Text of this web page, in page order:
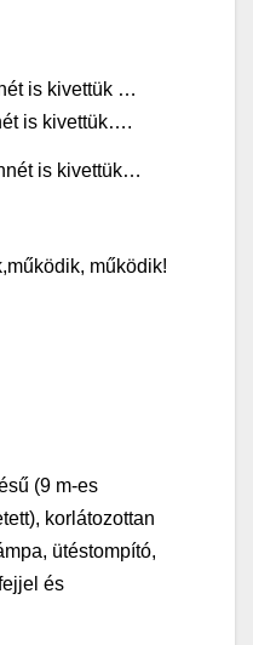
is kivettük …
is kivettük….
is kivettük…
működik!
(9 m-es
korlátozottan
ütéstompító,
és